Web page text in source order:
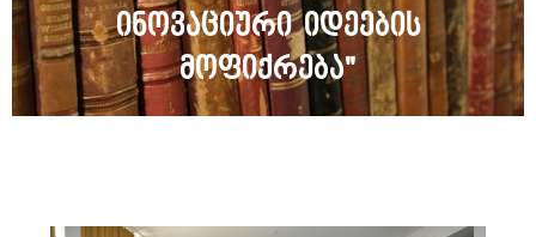
ინოვაციური იდეების
მოფიქრება"
ᲦᲘᲐ ᲛᲔᲪᲜᲘᲔᲠᲔᲑᲐ
ᲠᲔᲡᲣᲠᲡᲘ
ᲠᲔᲒᲘᲡᲢᲠᲐᲪᲘᲐ
ᲓᲝᲜᲐᲪᲘᲐ